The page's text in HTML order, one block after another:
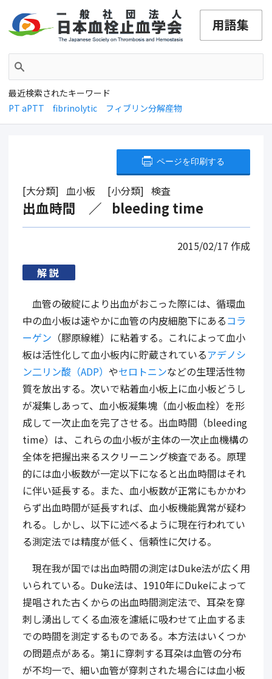
最近検索されたキーワード
PT aPTT
fibrinolytic フィブリン分解産物
大分類 血小板 小分類 検査
出血時間 bleeding time
ページを印刷する
2015/02/17 作成
解説
血管の破綻により出血がおこった際には、循環血
中の血小板は速やかに血管の内皮細胞下にあるコラ
ーゲン （膠原線維）に粘着する。これによって血小
板は活性化して血小板内に貯蔵されているアデノシ
ン二リン酸（ADP） やセロトニンなどの生理活性物
質を放出する。次いで粘着血小板上に血小板どうし
が凝集しあって、血小板凝集塊（血小板血栓）を形
成して一次止血を完了させる。出血時間（bleeding
time）は、これらの血小板が主体の一次止血機構の
全体を把握出来るスクリーニング検査である。原理
的には血小板数が一定以下になると出血時間はそれ
に伴い延長する。また、血小板数が正常にもかかわ
らず出血時間が延長すれば、血小板機能異常が疑わ
れる。しかし、以下に述べるように現在行われてい
る測定法では精度が低く、信頼性に欠ける。
現在我が国では出血時間の測定はDuke法が広く用
いられている。Duke法は、1910年にDukeによって
提唱された古くからの出血時間測定法で、耳朶を穿
刺し湧出してくる血液を濾紙に吸わせて止血するま
での時間を測定するものである。本方法はいくつか
の問題点がある。第1に穿刺する耳朶は血管の分布
が不均一で、細い血管が穿刺された場合には血小板